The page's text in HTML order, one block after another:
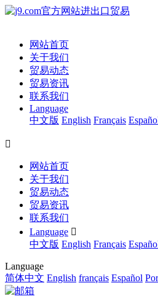
网站首页
关于我们
贸易动态
贸易资讯
联系我们
Language
中文版 English Français

网站首页
关于我们
贸易动态
贸易资讯
联系我们
Language 
中文版 English Français
Language
简体中文 English français Español